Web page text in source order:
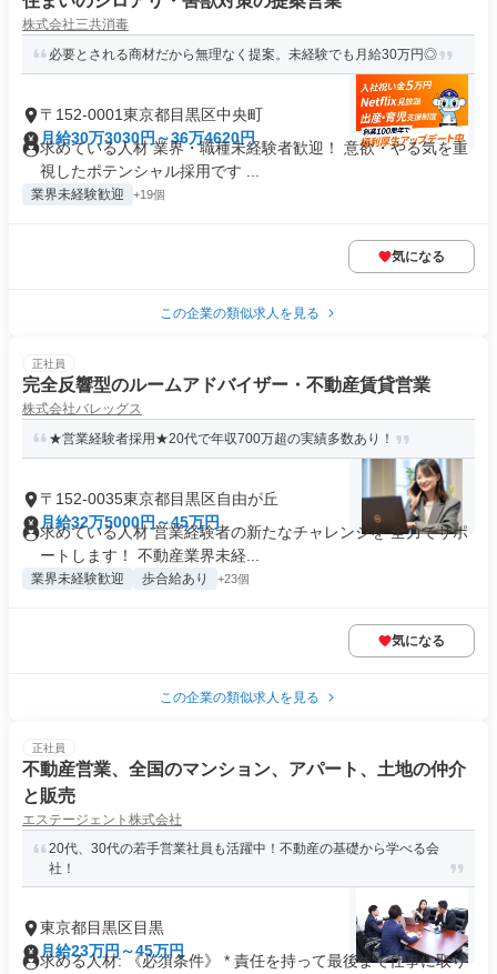
株式会社三共消毒
必要とされる商材だから無理なく提案。未経験でも月給30万円◎
〒152-0001東京都目黒区中央町
月給30万3030円～36万4620円
求めている人材 業界・職種未経験者歓迎！ 意欲・やる気を重
視したポテンシャル採用です ...
業界未経験歓迎 +19個
気になる
この企業の類似求人を見る
正社員
完全反響型のルームアドバイザー・不動産賃貸営業
株式会社バレッグス
★営業経験者採用★20代で年収700万超の実績多数あり！
〒152-0035東京都目黒区自由が丘
月給32万5000円～45万円
求めている人材 営業経験者の新たなチャレンジを 全力でサポ
ートします！ 不動産業界未経...
業界未経験歓迎 歩合給あり +23個
気になる
この企業の類似求人を見る
正社員
不動産営業、全国のマンション、アパート、土地の仲介
と販売
エステージェント株式会社
20代、30代の若手営業社員も活躍中！不動産の基礎から学べる会
社！
東京都目黒区目黒
月給23万円～45万円
求める人材: 《必須条件》 * 責任を持って最後まで仕事に取り